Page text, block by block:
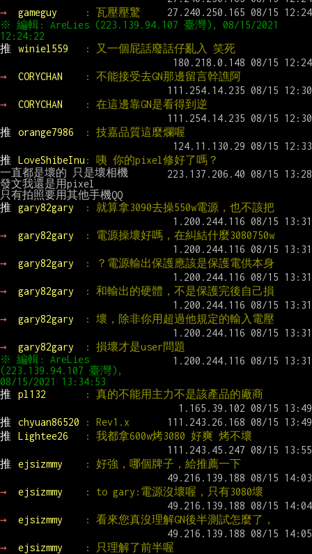
→ gameguy
: 瓦壓壓驚
※ 編輯: AreLies (223.139.94.107 臺灣), 08/15/2021
12:24:22
推
winiel559 : 又一個屁話廢話仔亂入 笑死
→ CORYCHAN : 不能接受去GN那邊留言幹譙阿
→ CORYCHAN : 在這邊靠GN是看得到逆
推 orange7986 : 技嘉品質這麼爛喔
推 LoveShibeInu : 咦 你的pixel修好了嗎？
一直都是壞的 只是壞相機
發文我還是用pixel
推
gary82gary : 就算拿3090去操550w電源，也不該把
→ gary82gary : 電源操壞好嗎，在糾結什麼3080750w
→ gary82gary : ？電源輸出保護應該是保護電供本身
→ gary82gary : 和輸出的硬體，不是保護完後自己損
→ gary82gary : 壞，除非你用超過他規定的輸入電壓
→ gary82gary
: 損壞才是user問題
※ 編輯: AreLies
(223.139.94.107 臺灣),
08/15/2021 13:34:53
推
pl132 : 真的不能用主力不是該產品的廠商
推 chyuan86520
: Rev1.x
推
Lightee26 : 我都拿600w烤3080 好爽 烤不壞
推 ejsizmmy : 好強，哪個牌子，給推薦一下
→ ejsizmmy : to gary:電源沒壞喔，只有3080壞
→ ejsizmmy : 看來您真沒理解GN後半測試怎麼了，
→ ejsizmmy : 只理解了前半喔